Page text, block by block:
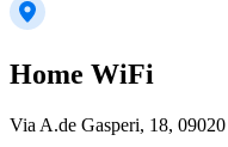
Home WiFi
Via A.de Gasperi, 18,